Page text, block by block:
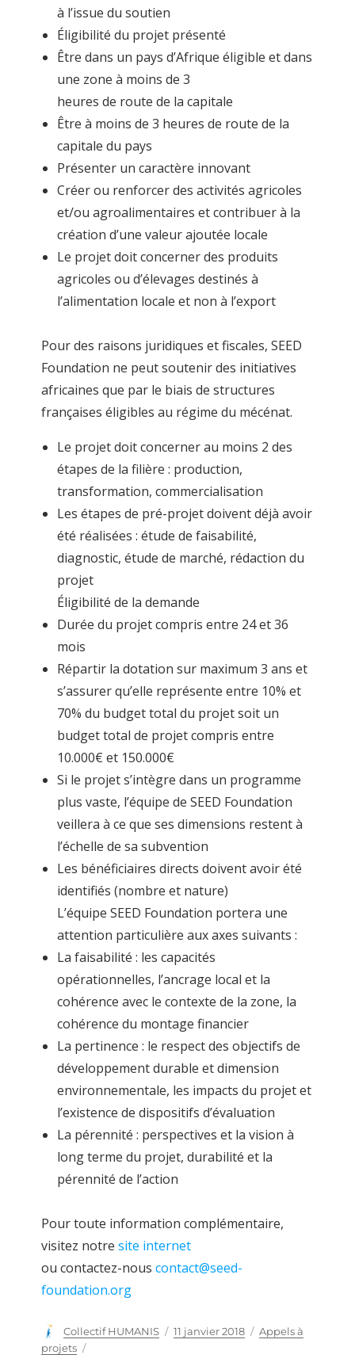
à l’issue du soutien
Éligibilité du projet présenté
Être dans un pays d’Afrique éligible et dans
une zone à moins de 3
heures de route de la capitale
Être à moins de 3 heures de route de la
capitale du pays
Présenter un caractère innovant
Créer ou renforcer des activités agricoles
et/ou agroalimentaires et contribuer à la
création d’une valeur ajoutée locale
Le projet doit concerner des produits
agricoles ou d’élevages destinés à
l’alimentation locale et non à l’export
Pour des raisons juridiques et fiscales, SEED
Foundation ne peut soutenir des initiatives
africaines que par le biais de structures
françaises éligibles au régime du mécénat.
Le projet doit concerner au moins 2 des
étapes de la filière : production,
transformation, commercialisation
Les étapes de pré-projet doivent déjà avoir
été réalisées : étude de faisabilité,
diagnostic, étude de marché, rédaction du
projet
Éligibilité de la demande
Durée du projet compris entre 24 et 36
mois
Répartir la dotation sur maximum 3 ans et
s’assurer qu’elle représente entre 10% et
70% du budget total du projet soit un
budget total de projet compris entre
10.000€ et 150.000€
Si le projet s’intègre dans un programme
plus vaste, l’équipe de SEED Foundation
veillera à ce que ses dimensions restent à
l’échelle de sa subvention
Les bénéficiaires directs doivent avoir été
identifiés (nombre et nature)
L’équipe SEED Foundation portera une
attention particulière aux axes suivants :
La faisabilité : les capacités
opérationnelles, l’ancrage local et la
cohérence avec le contexte de la zone, la
cohérence du montage financier
La pertinence : le respect des objectifs de
développement durable et dimension
environnementale, les impacts du projet et
l’existence de dispositifs d’évaluation
La pérennité : perspectives et la vision à
long terme du projet, durabilité et la
pérennité de l’action
Pour toute information complémentaire,
visitez notre site internet
ou contactez-nous contact@seed-
foundation.org
Auteur
Collectif HUMANIS
Publié
11 janvier 2018 Catégories
Appels à
projets